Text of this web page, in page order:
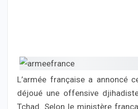
L’armée française a annoncé
déjoué une offensive
Tchad. Selon le ministère